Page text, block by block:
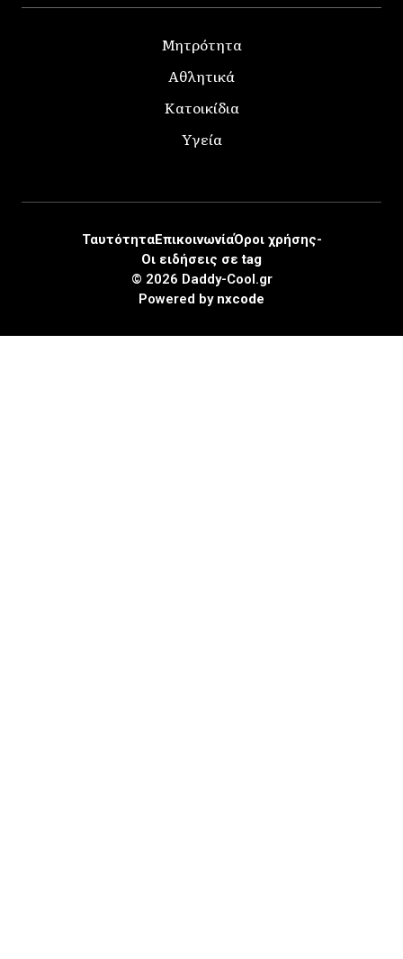
Μητρότητα
Αθλητικά
Κατοικίδια
Υγεία
© 2026 Daddy-Cool.gr
ΤαυτότηταΕπικοινωνίαΌροι χρήσης-
Οι ειδήσεις σε tag
Powered by nxcode